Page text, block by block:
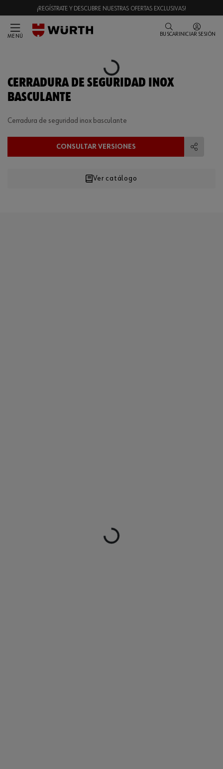
¡REGÍSTRATE Y DESCUBRE NUESTRAS OFERTAS EXCLUSIVAS!
MENÚ BUSCAR INICIAR SESIÓN
Loading...
CERRADURA DE SEGURIDAD INOX
BASCULANTE
Cerradura de seguridad inox basculante
CONSULTAR VERSIONES
Ver catálogo